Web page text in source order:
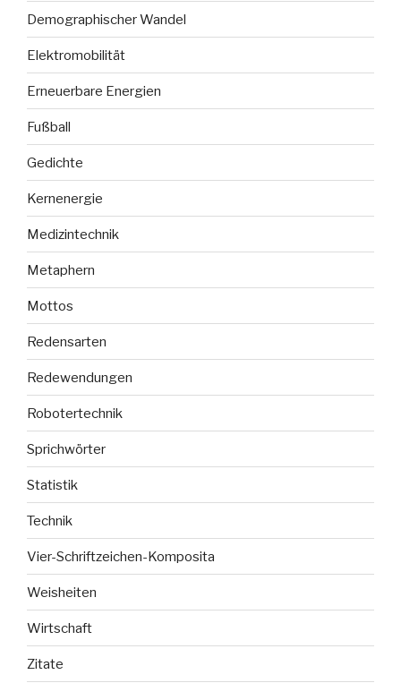
Demographischer Wandel
Elektromobilität
Erneuerbare Energien
Fußball
Gedichte
Kernenergie
Medizintechnik
Metaphern
Mottos
Redensarten
Redewendungen
Robotertechnik
Sprichwörter
Statistik
Technik
Vier-Schriftzeichen-Komposita
Weisheiten
Wirtschaft
Zitate